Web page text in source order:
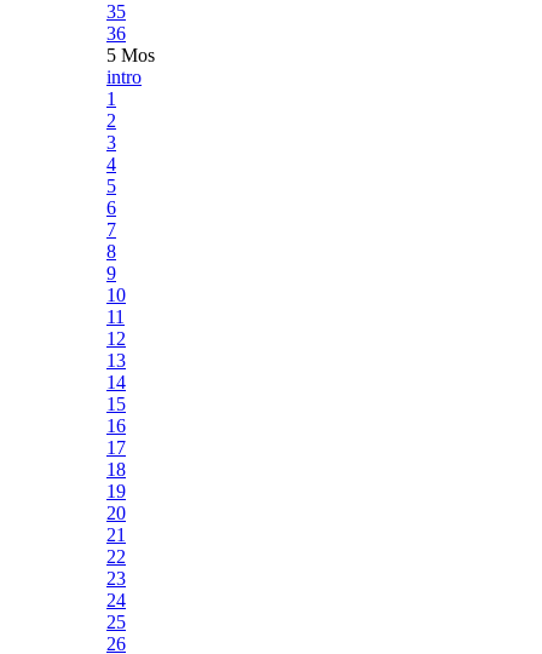
35
36
5 Mos
intro
1
2
3
4
5
6
7
8
9
10
11
12
13
14
15
16
17
18
19
20
21
22
23
24
25
26